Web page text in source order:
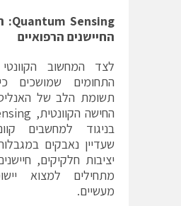
Quantum Sensing
:
החיישנים הרפואיים
לצד המחשוב
התחומים שמושכים
תשומת הלב של
בניגוד למחשבים
שעדיין נאבקים
יציבות חלקיקים,
מתחילים למצוא
מעשיים.